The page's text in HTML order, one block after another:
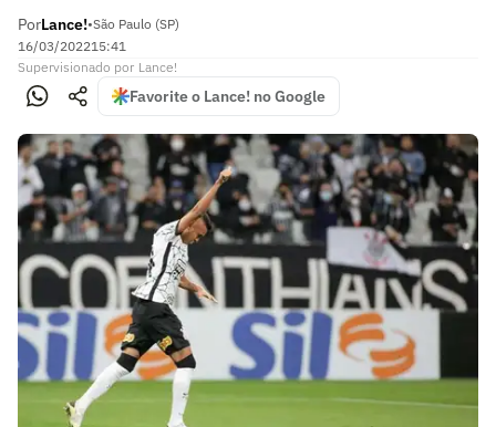
PorLance!•São Paulo (SP)
16/03/202215:41
Supervisionado por Lance!
Favorite o Lance! no Google